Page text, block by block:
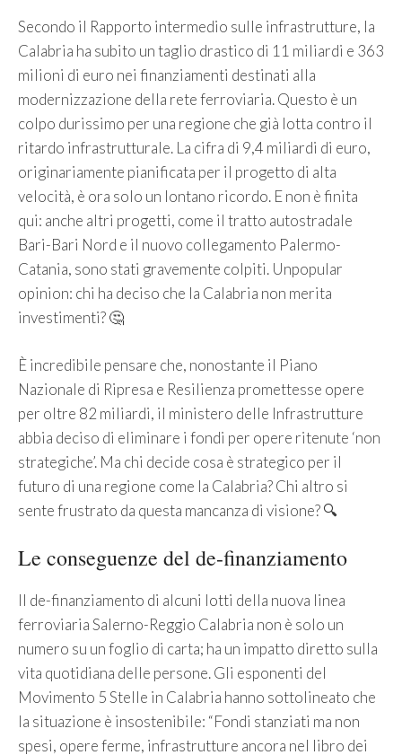
Secondo il Rapporto intermedio sulle infrastrutture, la
Calabria ha subito un taglio drastico di 11 miliardi e 363
milioni di euro nei finanziamenti destinati alla
modernizzazione della rete ferroviaria. Questo è un
colpo durissimo per una regione che già lotta contro il
ritardo infrastrutturale. La cifra di 9,4 miliardi di euro,
originariamente pianificata per il progetto di alta
velocità, è ora solo un lontano ricordo. E non è finita
qui: anche altri progetti, come il tratto autostradale
Bari-Bari Nord e il nuovo collegamento Palermo-
Catania, sono stati gravemente colpiti. Unpopular
opinion: chi ha deciso che la Calabria non merita
investimenti? 🤔
È incredibile pensare che, nonostante il Piano
Nazionale di Ripresa e Resilienza promettesse opere
per oltre 82 miliardi, il ministero delle Infrastrutture
abbia deciso di eliminare i fondi per opere ritenute ‘non
strategiche’. Ma chi decide cosa è strategico per il
futuro di una regione come la Calabria? Chi altro si
sente frustrato da questa mancanza di visione? 🔍
Le conseguenze del de-finanziamento
Il de-finanziamento di alcuni lotti della nuova linea
ferroviaria Salerno-Reggio Calabria non è solo un
numero su un foglio di carta; ha un impatto diretto sulla
vita quotidiana delle persone. Gli esponenti del
Movimento 5 Stelle in Calabria hanno sottolineato che
la situazione è insostenibile: “Fondi stanziati ma non
spesi, opere ferme, infrastrutture ancora nel libro dei